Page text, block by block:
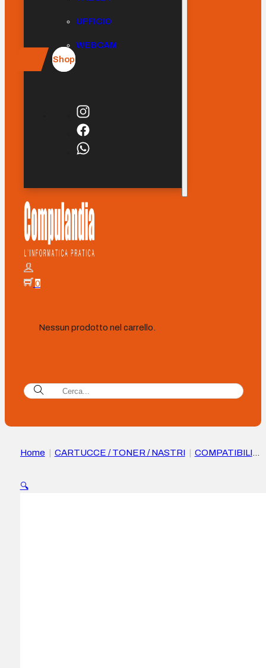
UFFICIO
WEBCAM
Shop
0
Nessun prodotto nel carrello.
Home CARTUCCE / TONER / NASTRI
COMPATIBILI
3008C002
🔍